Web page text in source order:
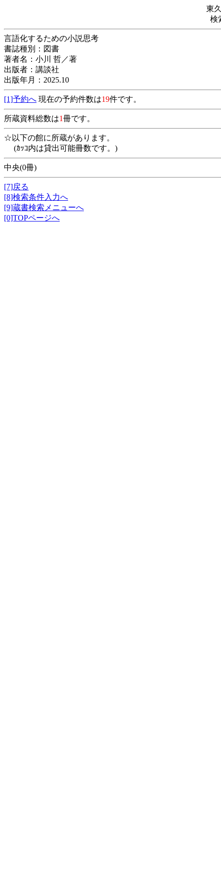
東
検
言語化するための小説思考
書誌種別：図書
著者名：小川 哲／著
出版者：講談社
出版年月：2025.10
[1]予約へ 現在の予約件数は19件です。
所蔵資料総数は1冊です。
☆以下の館に所蔵があります。
(ｶｯｺ内は貸出可能冊数です。)
中央(0冊)
[7]戻る
[8]検索条件入力へ
[9]蔵書検索メニューへ
[0]TOPページへ